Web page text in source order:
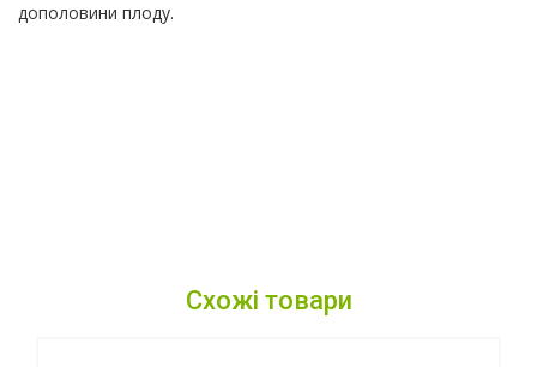
дополовини плоду.
Схожі товари